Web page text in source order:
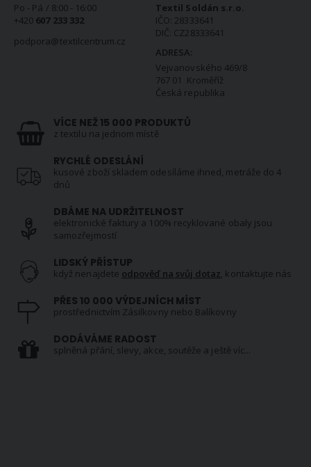
Po - Pá / 8:00 - 16:00
+420 607 233 332
podpora@textilcentrum.cz
Textil Soldán s.r.o.
IČO: 28333641
DIČ: CZ28333641
ADRESA:
Vejvanovského 469/8
767 01 Kroměříž
Česká republika
VÍCE NEŽ 15 000 PRODUKTŮ
z textilu na jednom místě
RYCHLÉ ODESLÁNÍ
kusové zboží skladem odesíláme ihned, metráže do 4
dnů
DBÁME NA UDRŽITELNOST
elektronické faktury a 100% recyklované obaly jsou
samozřejmostí
LIDSKÝ PŘÍSTUP
když nenajdete odpověď na svůj dotaz, kontaktujte nás
PŘES 10 000 VÝDEJNÍCH MÍST
prostřednictvím Zásilkovny nebo Balíkovny
DODÁVÁME RADOST
splněná přání, slevy, akce, soutěže a ještě víc...